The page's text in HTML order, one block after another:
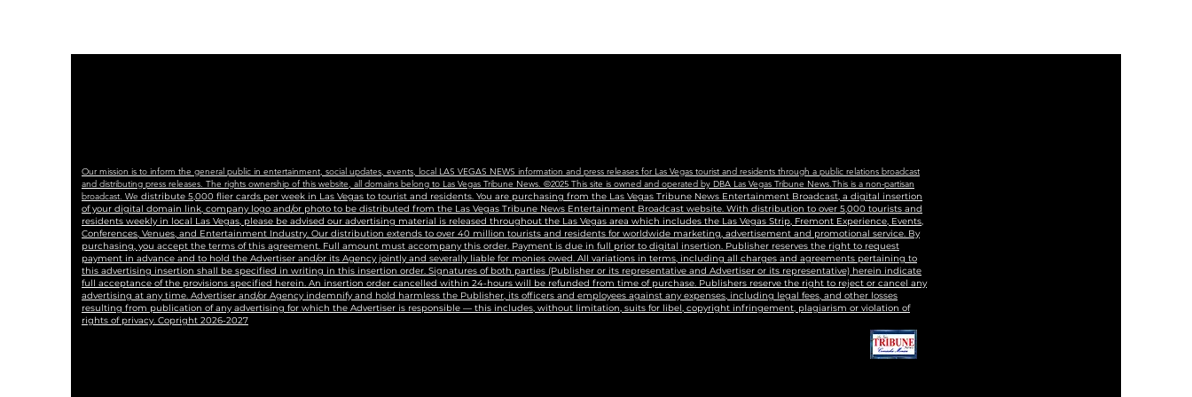
Our mission is to inform the general public in entertainment, social updates, events, local LAS VEGAS NEWS information and press releases for Las Vegas tourist and residents through a public relations broadcast
and distributing press releases. The rights ownership of this website, all domains belong to Las Vegas Tribune News. ©2025 This site is owned and operated by DBA Las Vegas Tribune News.This is a non-partisan
broadcast. We distribute 5,000 flier cards per week in Las Vegas to tourist and residents. You are purchasing from the Las Vegas Tribune News Entertainment Broadcast, a digital insertion
of your digital domain link, company logo and/or photo to be distributed from the Las Vegas Tribune News Entertainment Broadcast website. With distribution to over 5,000 tourists and
residents weekly in local Las Vegas, please be advised our advertising material is released throughout the Las Vegas area which includes the Las Vegas Strip, Fremont Experience, Events,
Conferences, Venues, and Entertainment Industry. Our distribution extends to over 40 million tourists and residents for worldwide marketing, advertisement and promotional service. By
purchasing, you accept the terms of this agreement. Full amount must accompany this order. Payment is due in full prior to digital insertion. Publisher reserves the right to request
payment in advance and to hold the Advertiser and/or its Agency jointly and severally liable for monies owed. All variations in terms, including all charges and agreements pertaining to
this advertising insertion shall be specified in writing in this insertion order. Signatures of both parties (Publisher or its representative and Advertiser or its representative) herein indicate
full acceptance of the provisions specified herein. An insertion order cancelled within 24-hours will be refunded from time of purchase. Publishers reserve the right to reject or cancel any
advertising at any time. Advertiser and/or Agency indemnify and hold harmless the Publisher, its officers and employees against any expenses, including legal fees, and other losses
resulting from publication of any advertising for which the Advertiser is responsible — this includes, without limitation, suits for libel, copyright infringement, plagiarism or violation of
rights of privacy. Copright 2026-2027